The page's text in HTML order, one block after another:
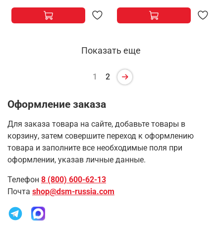
Показать еще
1 2
Оформление заказа
Для заказа товара на сайте, добавьте товары в
корзину, затем совершите переход к оформлению
товара и заполните все необходимые поля при
оформлении, указав личные данные.
Телефон 8 (800) 600-62-13
Почта shop@dsm-russia.com